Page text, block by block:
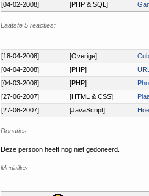
[04-02-2008]
[PHP & SQL]
Laatste 5 reacties:
[18-04-2008] [Overige]
[04-04-2008]
[PHP]
[04-03-2008]
[PHP]
[27-06-2007]
[HTML & CSS]
[27-06-2007]
[JavaScript]
Donaties:
Deze persoon heeft nog niet gedoneerd.
Medailles: